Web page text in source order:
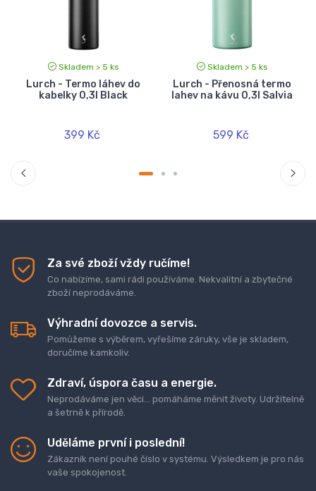
Skladem > 5 ks
Lurch - Termo láhev do
kabelky 0,3l Black
399 Kč
Skladem > 5 ks
Lurch - Přenosná termo
lahev na kávu 0,3l Salvia
599 Kč
Za své zboží vždy ručíme!
Co nabízíme, sami rádi používáme. Nekvalitní a zbytečné
zboží neprodáváme.
Výhradní dovozce a servis.
Pomůžeme s výběrem, vyřešíme záruky, vše je skladem,
doručíme kamkoliv.
Zdraví, úspora času a energie.
Neprodáváme jen věci... pomáháme měnit životy. Udržitelně
a šetrně k přírodě.
Uděláme první i poslední!
Zákazník není pouhé číslo v systému. Výsledkem je pro nás
vaše spokojenost.